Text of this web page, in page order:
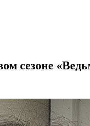
сезоне